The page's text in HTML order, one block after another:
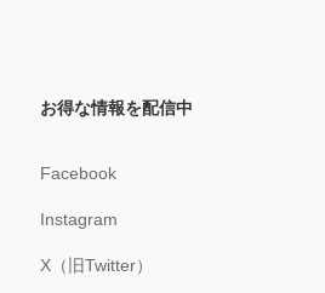
お得な情報を配信中
Facebook
Instagram
X（旧Twitter）